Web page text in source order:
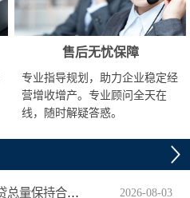
售后无忧保障
专业指导规划，助力企业稳定经
营增收增产。专业顾问全天在
线，随时解疑答惑。
海南上半年贷款增速6.1% 信贷总量保持合理平稳增长 2026-08-03